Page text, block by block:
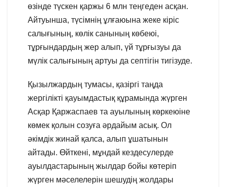
өзінде түскен қаржы 6 млн теңгеден асқан.
Айтуынша, түсімнің ұлғаюына жеке кіріс
салығының, көлік санының көбеюі,
тұрғындардың жер алып, үй тұрғызуы да
мүлік салығының артуы да септігін тигізуде.
Қызылжардың тумасы, қазіргі таңда
жергілікті қауымдастық құрамында жүрген
Асқар Қаржаспаев та ауылының көркеюіне
көмек қолын созуға әрдайым асық. Ол
әкімдік жинай қалса, алып ұшатынын
айтады. Өйткені, мұндай кездесулерде
ауылдастарының жылдар бойы көтеріп
жүрген мәселелерін шешудің жолдары